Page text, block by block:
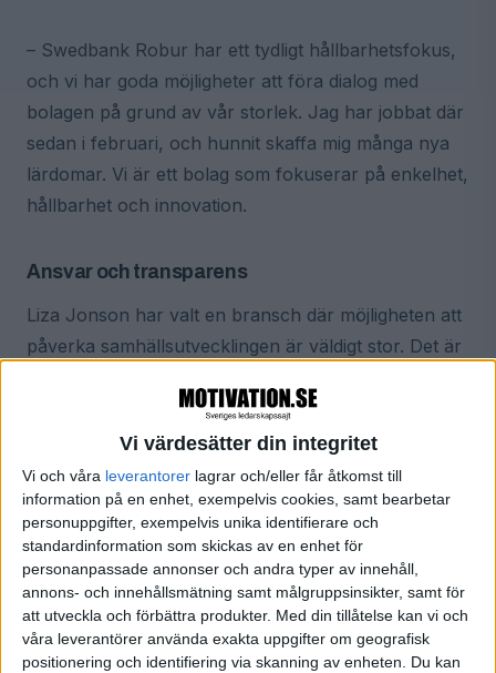
Vi värdesätter din integritet
Vi och våra leverantorer lagrar och/eller får åtkomst till
information på en enhet, exempelvis cookies, samt bearbetar
personuppgifter, exempelvis unika identifierare och
standardinformation som skickas av en enhet för
personanpassade annonser och andra typer av innehåll,
annons- och innehållsmätning samt målgruppsinsikter, samt för
att utveckla och förbättra produkter. Med din tillåtelse kan vi och
våra leverantörer använda exakta uppgifter om geografisk
positionering och identifiering via skanning av enheten. Du kan
– Swedbank Robur har ett tydligt hållbarhetsfokus,
och vi har goda möjligheter att föra dialog med
bolagen på grund av vår storlek. Jag har jobbat där
sedan i februari, och hunnit skaffa mig många nya
lärdomar. Vi är ett bolag som fokuserar på enkelhet,
hållbarhet och innovation.
Ansvar och transparens
Liza Jonson har valt en bransch där möjligheten att
påverka samhällsutvecklingen är väldigt stor. Det är
branschen, säger hon.
– Vi satsar på ansvarsfulla investeringar, och följer
upp hur bolagen tar ansvar för sådant som
hållbarhet och mänskliga rättigheter. Swedbank
Robur har blivit mycket tydligare på den punkten de
senaste åren. För ett par veckor sedan blev fem av
våra hållbarhetsfonder Svanenmärkta, det tycker
jag är ett bevis för att vi har kommit långt. Att jobba